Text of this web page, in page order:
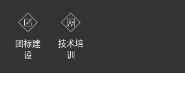
团标建
设
技术培
训